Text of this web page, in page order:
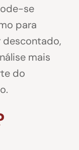
se
para
mais
do